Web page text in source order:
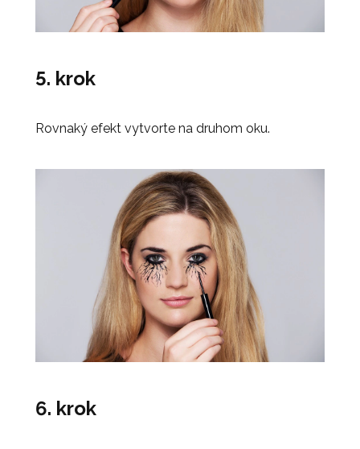
5. krok
Rovnaký efekt vytvorte na druhom oku.
6. krok